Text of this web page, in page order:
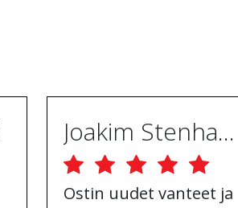
Joakim Stenhammar
Ostin uudet vanteet ja